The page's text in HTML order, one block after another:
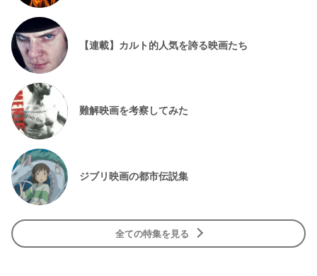
【連載】カルト的人気を誇る映画たち
難解映画を考察してみた
ジブリ映画の都市伝説集
全ての特集を見る